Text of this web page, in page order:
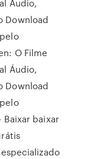
Áudio,
Download
O Filme
Áudio,
Download
Baixar baixar